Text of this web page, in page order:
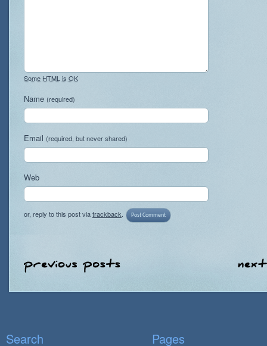
Some HTML is OK
Name (required)
Email (required, but never shared)
Web
or, reply to this post viatrackback
Search Pages